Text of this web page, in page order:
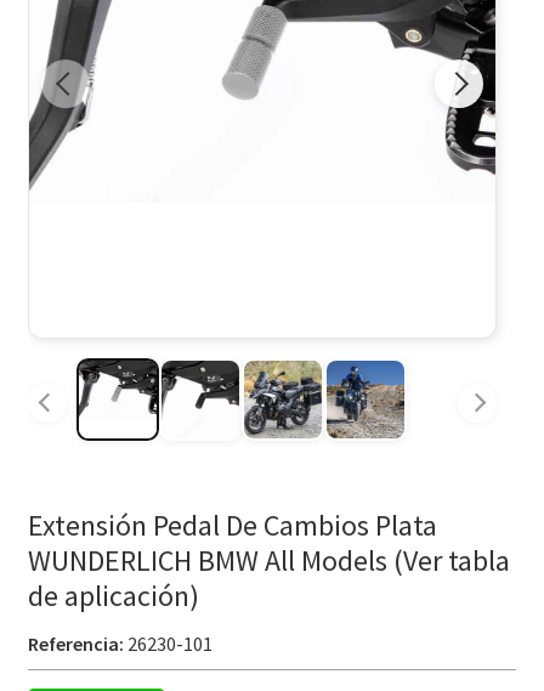
Extensión Pedal De Cambios Plata
WUNDERLICH BMW All Models (Ver tabla
de aplicación)
Referencia: 26230-101